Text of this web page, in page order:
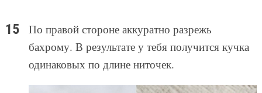
По правой стороне аккуратно разрежь
бахрому. В результате у тебя получится кучка
одинаковых по длине ниточек.